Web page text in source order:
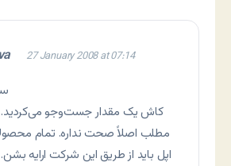
27 January 2008 at 07:14
کاش یک مقدار جست‌وجو می‌کردید.
مطلب اصلاً صحت نداره. تمام
اپل باید از طریق این شرکت ارایه